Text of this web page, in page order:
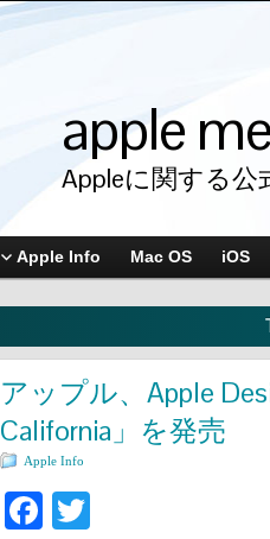
apple
Appleに関する公
Apple Info Mac OS iOS
アップル、Apple
California」を発売
Apple Info
Facebook